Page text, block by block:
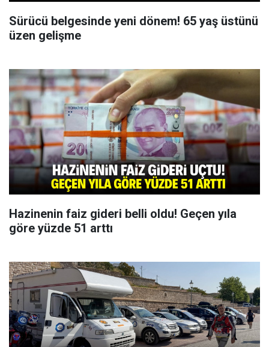
Sürücü belgesinde yeni dönem! 65 yaş üstünü
üzen gelişme
Hazinenin faiz gideri belli oldu! Geçen yıla
göre yüzde 51 arttı